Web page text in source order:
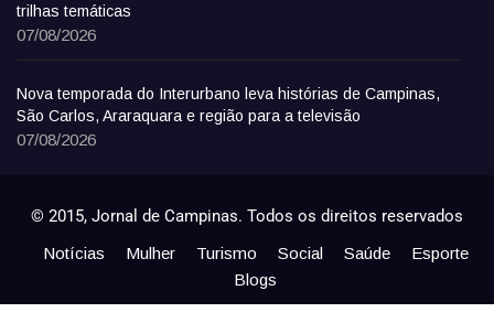
trilhas temáticas
07/08/2026
Nova temporada do Interurbano leva histórias de Campinas,
São Carlos, Araraquara e região para a televisão
07/08/2026
© 2015, Jornal de Campinas. Todos os direitos reservados
Notícias Mulher Turismo Social Saúde
Esporte
Blogs